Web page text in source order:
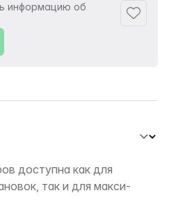
информацию об
доступна как для
так и для макси-